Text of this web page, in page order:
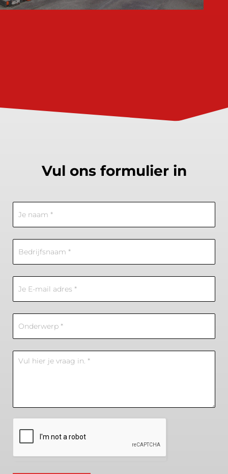
Vul ons formulier in
Contact
Us